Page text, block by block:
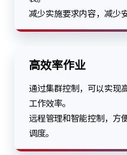
减少实施要求内容，减少
高效率作业
通过集群控制，可以实现
工作效率。
远程管理和智能控制，方
调度。